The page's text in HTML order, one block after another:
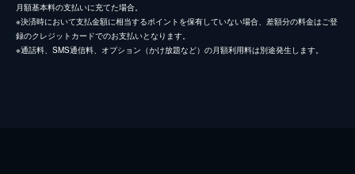
月額基本料の支払いに充てた場合。
※決済時において支払金額に相当するポイントを保有していない場合、差額分の料金はご登
録のクレジットカードでのお支払いとなります。
※通話料、SMS通信料、オプション（かけ放題など）の月額利用料は別途発生します。